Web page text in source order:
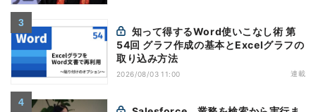
54回 グラフ作成の基本とExcelグラフの
取り込み方法
2026/08/03 11:00 連載